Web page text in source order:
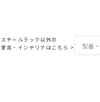
スチールラック以外の
家具・インテリアはこちら >